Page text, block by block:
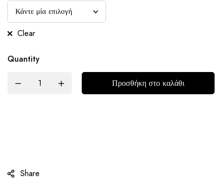
Clear
Quantity
Προσθήκη στο καλάθι
Share